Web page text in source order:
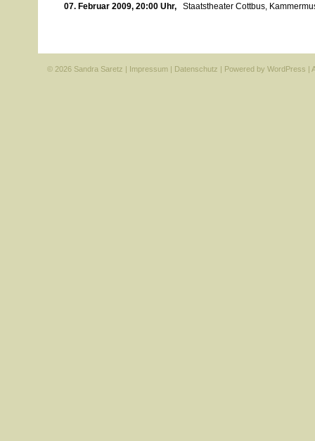
07. Februar 2009, 20:00 Uhr, Staatstheater Cottbus,
© 2026 Sandra Saretz | Impressum | Datenschutz | Powered by WordPress |